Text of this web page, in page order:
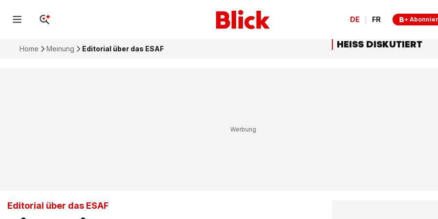
DE FR
Home Meinung Editorial über das ESAF
Editorial über das ESAF
HEISS DISKUTIERT